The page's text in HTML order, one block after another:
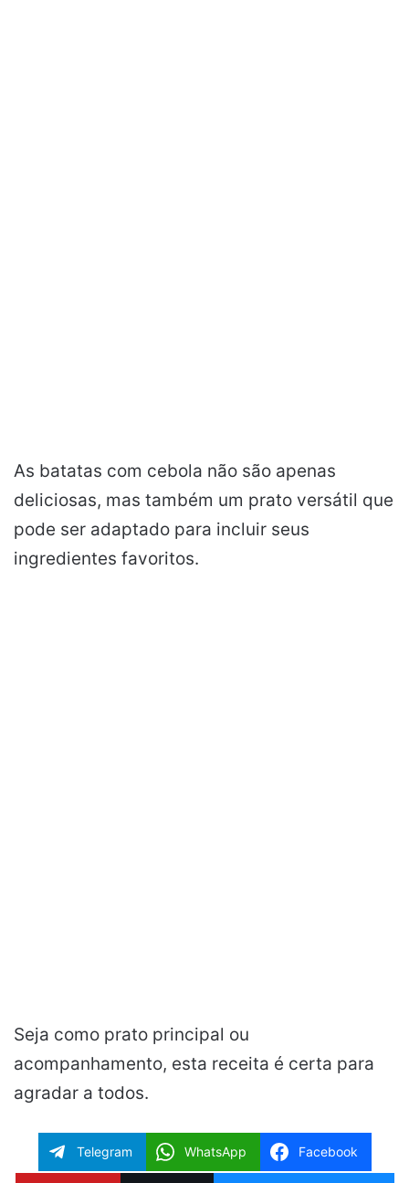
As batatas com cebola não são apenas
deliciosas, mas também um prato versátil que
pode ser adaptado para incluir seus
ingredientes favoritos.
Seja como prato principal ou
acompanhamento, esta receita é certa para
agradar a todos.
Telegram WhatsApp Facebook